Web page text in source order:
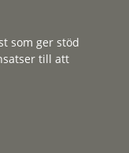
som ger stöd
till att